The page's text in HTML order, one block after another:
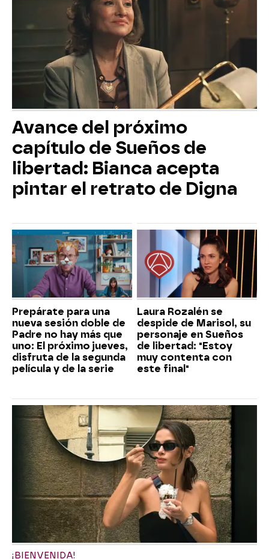
Avance del próximo
capítulo de Sueños de
libertad: Bianca acepta
pintar el retrato de Digna
Prepárate para una
nueva sesión doble de
Padre no hay más que
uno: El próximo jueves,
disfruta de la segunda
película y de la serie
Laura Rozalén se
despide de Marisol, su
personaje en Sueños
de libertad: "Estoy
muy contenta con
este final"
¡BIENVENIDA!